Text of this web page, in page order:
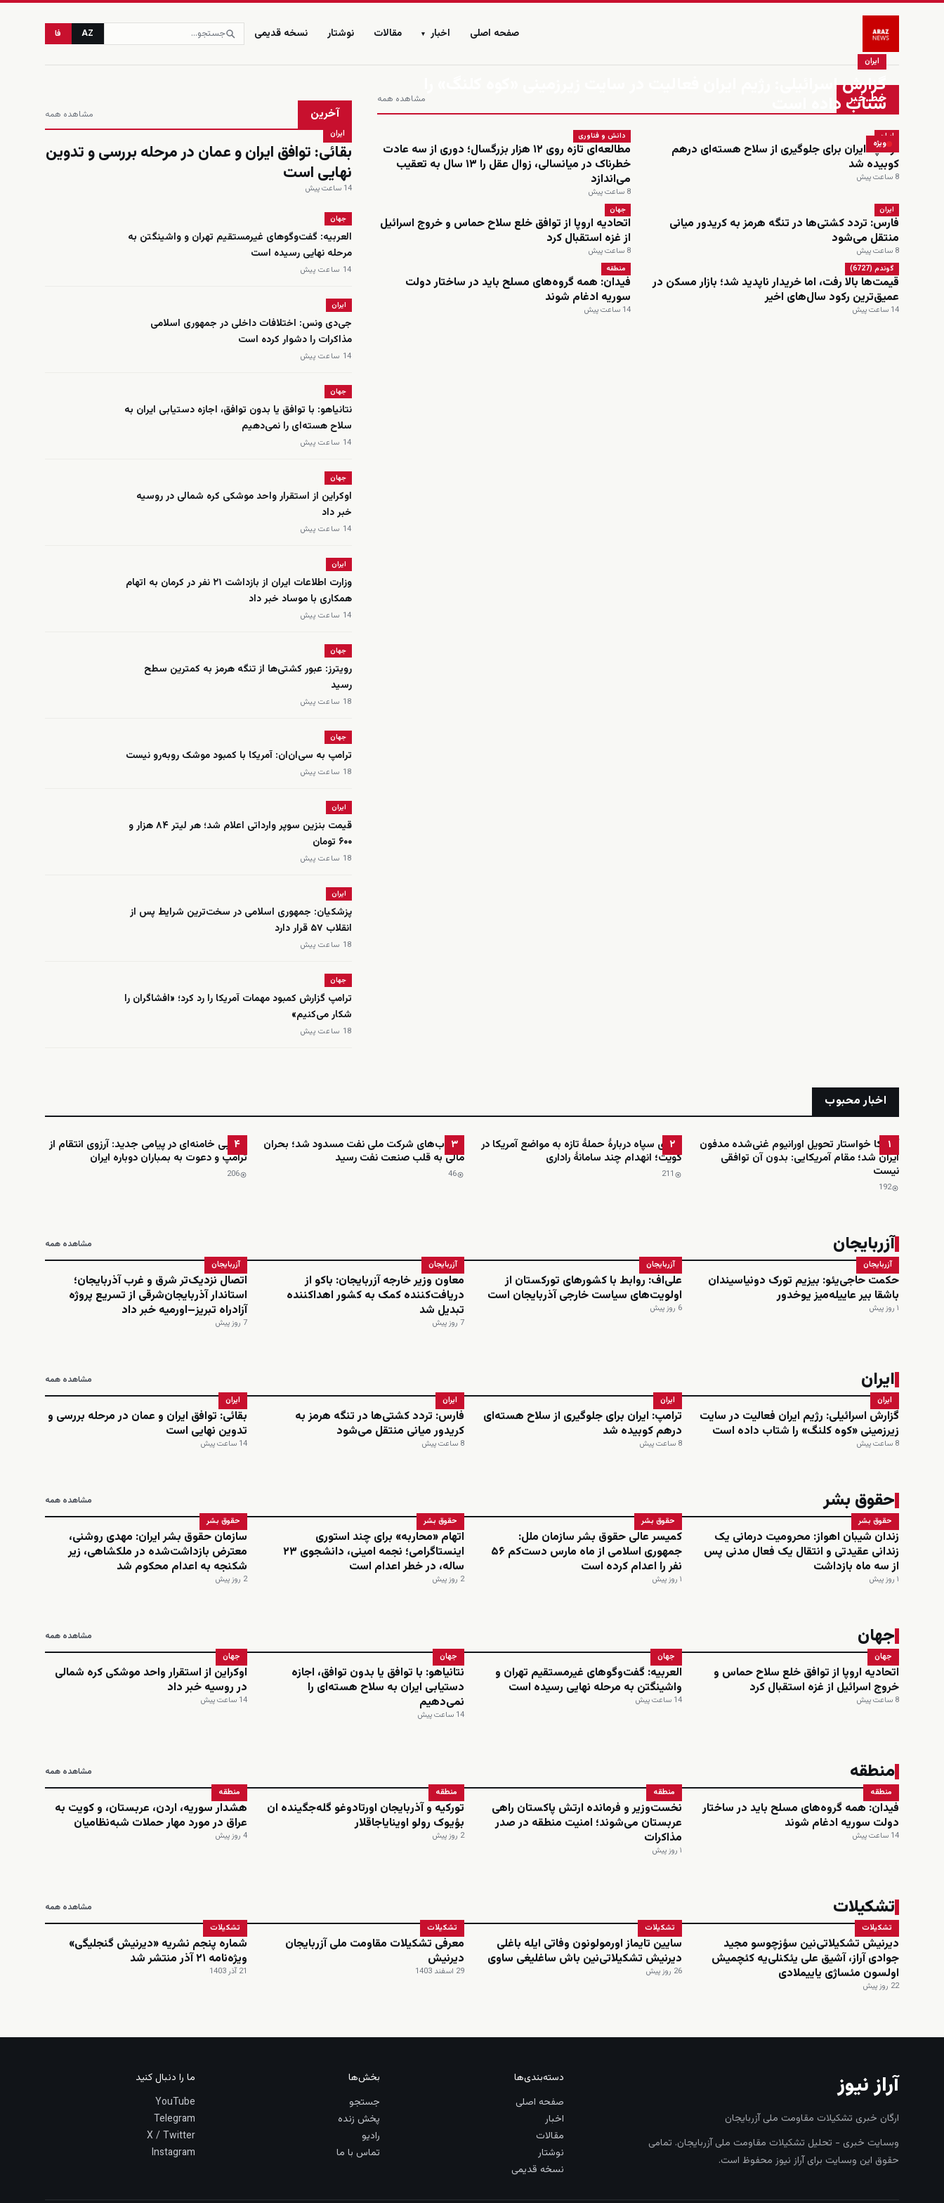
صفحه اصلی اخبار ▾ مقالات نوشتار نسخه قدیمی AZ فا
زنده خط خبر مشاهده همه
ویژه
ایران
گزارش اسرائیلی: رژیم ایران فعالیت در سایت زیرزمینی «کوه کلنگ» را
شتاب داده است
ایران
ترامپ: ایران برای جلوگیری از سلاح هسته‌ای درهم
کوبیده شد
8 ساعت پیش
دانش و فناوری
مطالعه‌ای تازه روی ۱۲ هزار بزرگسال؛ دوری از سه عادت
خطرناک در میانسالی، زوال عقل را ۱۳ سال به تعقیب
می‌اندازد
8 ساعت پیش
ایران
فارس: تردد کشتی‌ها در تنگه هرمز به کریدور میانی
منتقل می‌شود
8 ساعت پیش
جهان
اتحادیه اروپا از توافق خلع سلاح حماس و خروج اسرائیل
از غزه استقبال کرد
8 ساعت پیش
گوندم (6727)
قیمت‌ها بالا رفت، اما خریدار ناپدید شد؛ بازار مسکن در
عمیق‌ترین رکود سال‌های اخیر
14 ساعت پیش
منطقه
فیدان: همه گروه‌های مسلح باید در ساختار دولت
سوریه ادغام شوند
14 ساعت پیش
آخرین مشاهده همه
ایران
بقائی: توافق ایران و عمان در مرحله بررسی و تدوین
نهایی است
14 ساعت پیش
جهان
العربیه: گفت‌وگوهای غیرمستقیم تهران و واشینگتن به
مرحله نهایی رسیده است
14 ساعت پیش
ایران
جی‌دی ونس: اختلافات داخلی در جمهوری اسلامی
مذاکرات را دشوار کرده است
14 ساعت پیش
جهان
نتانیاهو: با توافق یا بدون توافق، اجازه دستیابی ایران به
سلاح هسته‌ای را نمی‌دهیم
14 ساعت پیش
جهان
اوکراین از استقرار واحد موشکی کره شمالی در روسیه
خبر داد
14 ساعت پیش
ایران
وزارت اطلاعات ایران از بازداشت ۲۱ نفر در کرمان به اتهام
همکاری با موساد خبر داد
14 ساعت پیش
جهان
رویترز: عبور کشتی‌ها از تنگه هرمز به کمترین سطح
رسید
18 ساعت پیش
جهان
ترامپ به سی‌ان‌ان: آمریکا با کمبود موشک روبه‌رو نیست
18 ساعت پیش
ایران
قیمت بنزین سوپر وارداتی اعلام شد؛ هر لیتر ۸۴ هزار و
۶۰۰ تومان
18 ساعت پیش
ایران
پزشکیان: جمهوری اسلامی در سخت‌ترین شرایط پس از
انقلاب ۵۷ قرار دارد
18 ساعت پیش
جهان
ترامپ گزارش کمبود مهمات آمریکا را رد کرد؛ «افشاگران را
شکار می‌کنیم»
18 ساعت پیش
اخبار محبوب
۱
آمریکا خواستار تحویل اورانیوم غنی‌شده مدفون
ایران شد؛ مقام آمریکایی: بدون آن توافقی
نیست
192
۲
ادعای سپاه دربارهٔ حملهٔ تازه به مواضع آمریکا در
کویت؛ انهدام چند سامانهٔ راداری
211
۳
حساب‌های شرکت ملی نفت مسدود شد؛ بحران
مالی به قلب صنعت نفت رسید
46
۴
مجتبی خامنه‌ای در پیامی جدید: آرزوی انتقام از
ترامپ و دعوت به بمباران دوباره ایران
206
آزربایجان مشاهده همه
آزربایجان
حکمت حاجی‌یئو: بیزیم تورک دونیاسیندان
باشقا بیر عاییله‌میز یوخدور
۱ روز پیش
آزربایجان
علی‌اف: روابط با کشورهای تورکستان از
اولویت‌های سیاست خارجی آذربایجان است
6 روز پیش
آزربایجان
معاون وزیر خارجه آزربایجان: باکو از
دریافت‌کننده کمک به کشور اهداکننده
تبدیل شد
7 روز پیش
آزربایجان
اتصال نزدیک‌تر شرق و غرب آذربایجان؛
استاندار آذربایجان‌شرقی از تسریع پروژه
آزادراه تبریز–اورمیه خبر داد
7 روز پیش
ایران مشاهده همه
ایران
گزارش اسرائیلی: رژیم ایران فعالیت در سایت
زیرزمینی «کوه کلنگ» را شتاب داده است
8 ساعت پیش
ایران
ترامپ: ایران برای جلوگیری از سلاح هسته‌ای
درهم کوبیده شد
8 ساعت پیش
ایران
فارس: تردد کشتی‌ها در تنگه هرمز به
کریدور میانی منتقل می‌شود
8 ساعت پیش
ایران
بقائی: توافق ایران و عمان در مرحله بررسی و
تدوین نهایی است
14 ساعت پیش
حقوق بشر مشاهده همه
حقوق بشر
زندان شیبان اهواز: محرومیت درمانی یک
زندانی عقیدتی و انتقال یک فعال مدنی پس
از سه ماه بازداشت
۱ روز پیش
حقوق بشر
کمیسر عالی حقوق بشر سازمان ملل:
جمهوری اسلامی از ماه مارس دست‌کم ۵۶
نفر را اعدام کرده است
۱ روز پیش
حقوق بشر
اتهام «محاربه» برای چند استوری
اینستاگرامی؛ نجمه امینی، دانشجوی ۲۳
ساله، در خطر اعدام است
2 روز پیش
حقوق بشر
سازمان حقوق بشر ایران: مهدی روشنی،
معترض بازداشت‌شده در ملکشاهی، زیر
شکنجه به اعدام محکوم شد
2 روز پیش
جهان مشاهده همه
جهان
اتحادیه اروپا از توافق خلع سلاح حماس و
خروج اسرائیل از غزه استقبال کرد
8 ساعت پیش
جهان
العربیه: گفت‌وگوهای غیرمستقیم تهران و
واشینگتن به مرحله نهایی رسیده است
14 ساعت پیش
جهان
نتانیاهو: با توافق یا بدون توافق، اجازه
دستیابی ایران به سلاح هسته‌ای را
نمی‌دهیم
14 ساعت پیش
جهان
اوکراین از استقرار واحد موشکی کره شمالی
در روسیه خبر داد
14 ساعت پیش
منطقه مشاهده همه
منطقه
فیدان: همه گروه‌های مسلح باید در ساختار
دولت سوریه ادغام شوند
14 ساعت پیش
منطقه
نخست‌وزیر و فرمانده ارتش پاکستان راهی
عربستان می‌شوند؛ امنیت منطقه در صدر
مذاکرات
۱ روز پیش
منطقه
تورکیه و آذربایجان اورتادوغو گله‌جگینده ان
بؤیوک رولو اوینایاجاقلار
2 روز پیش
منطقه
هشدار سوریه، اردن، عربستان، و کویت به
عراق در مورد مهار حملات شبه‌نظامیان
4 روز پیش
تشکیلات مشاهده همه
تشکیلات
دیرنیش تشکیلاتی‌نین سؤزچوسو مجید
جوادی آراز، آشیق علی یئکنلی‌یه کئچمیش
اولسون مئساژی یاییملادی
22 روز پیش
تشکیلات
سایین تایماز اورمولونون وفاتی ایله باغلی
دیرنیش تشکیلاتی‌نین باش ساغلیغی ساوی
26 روز پیش
تشکیلات
معرفی تشکیلات مقاومت ملی آزربایجان
دیرنیش
29 اسفند 1403
تشکیلات
شماره پنجم نشریه «دیرنیش گنجلیگی»
ویژه‌نامه ۲۱ آذر منتشر شد
21 آذر 1403
آراز نیوز
ارگان خبری تشکیلات مقاومت ملی آزربایجان
وبسایت خبری - تحلیل تشکیلات مقاومت ملی آزربایجان. تمامی
حقوق این وبسایت برای آراز نیوز محفوظ است.
دسته‌بندی‌ها
صفحه اصلی
اخبار
مقالات
نوشتار
نسخه قدیمی
بخش‌ها
جستجو
پخش زنده
رادیو
تماس با ما
ما را دنبال کنید
YouTube
Telegram
X / Twitter
Instagram